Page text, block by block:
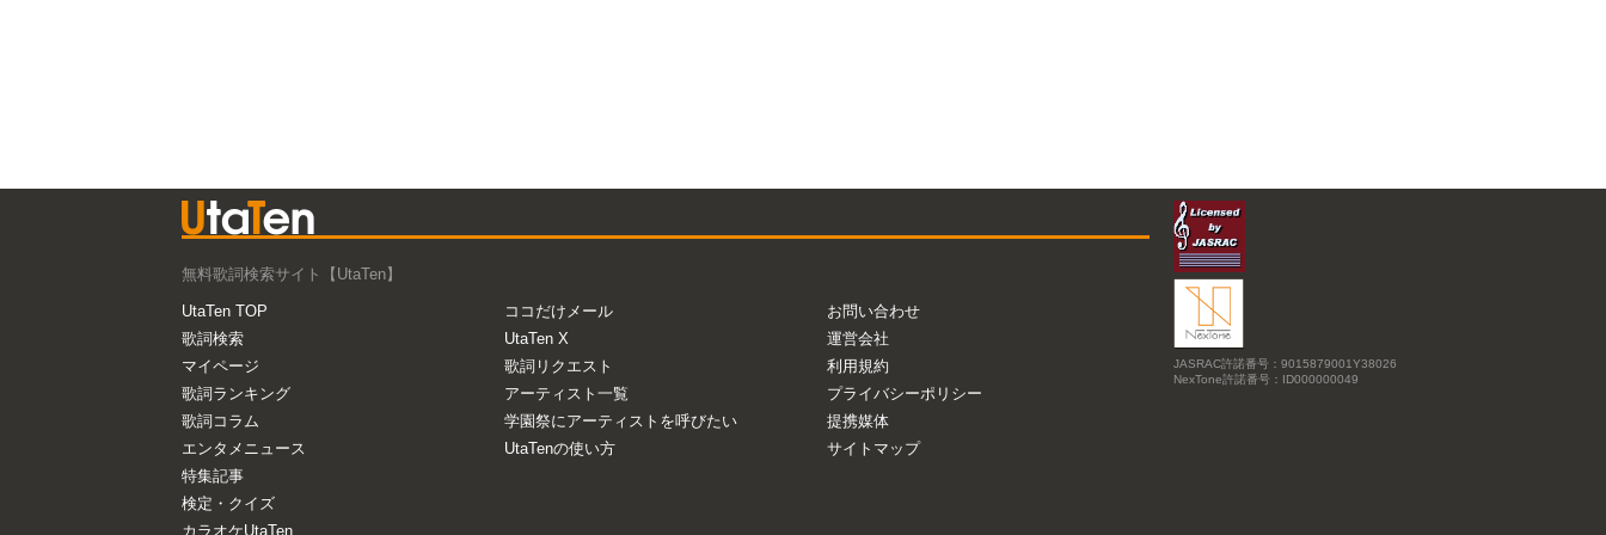
無料歌詞検索サイト【UtaTen】
UtaTen TOP
歌詞検索
マイページ
歌詞ランキング
歌詞コラム
エンタメニュース
特集記事
検定・クイズ
カラオケUtaTen
ココだけメール
UtaTen X
歌詞リクエスト
アーティスト一覧
学園祭にアーティストを呼びたい
UtaTenの使い方
お問い合わせ
運営会社
利用規約
プライバシーポリシー
提携媒体
サイトマップ
JASRAC許諾番号：9015879001Y38026
NexTone許諾番号：ID000000049